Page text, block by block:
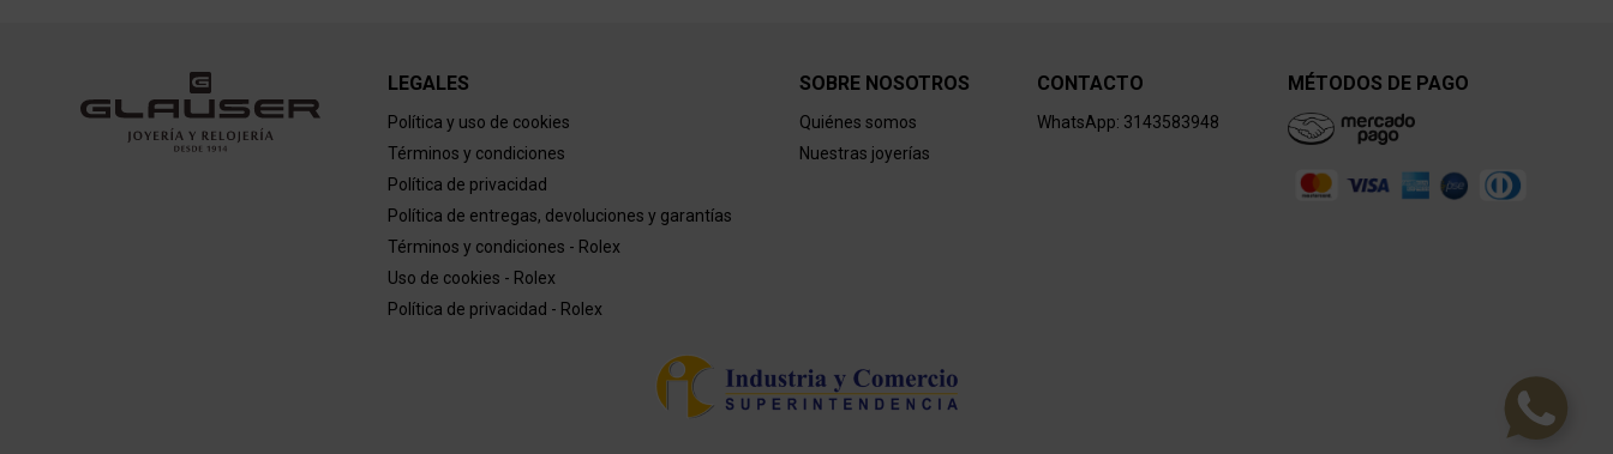
LEGALES
Política y uso de cookies
Términos y condiciones
Política de privacidad
Política de entregas, devoluciones y garantías
Términos y condiciones - Rolex
Uso de cookies - Rolex
Política de privacidad - Rolex
SOBRE NOSOTROS
Quiénes somos
Nuestras joyerías
CONTACTO
WhatsApp: 3143583948
MÉTODOS DE PAGO